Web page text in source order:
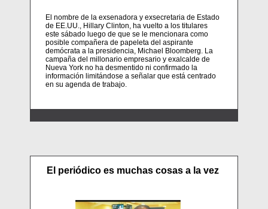
El nombre de la exsenadora y exsecretaria de Estado
de EE.UU., Hillary Clinton, ha vuelto a los titulares
este sábado luego de que se le mencionara como
posible compañera de papeleta del aspirante
demócrata a la presidencia, Michael Bloomberg. La
campaña del millonario empresario y exalcalde de
Nueva York no ha desmentido ni confirmado la
información limitándose a señalar que está centrado
en su agenda de trabajo.
El periódico es muchas cosas a la vez